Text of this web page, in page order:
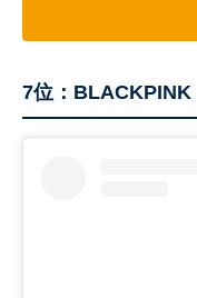
7位：BLACKPINK